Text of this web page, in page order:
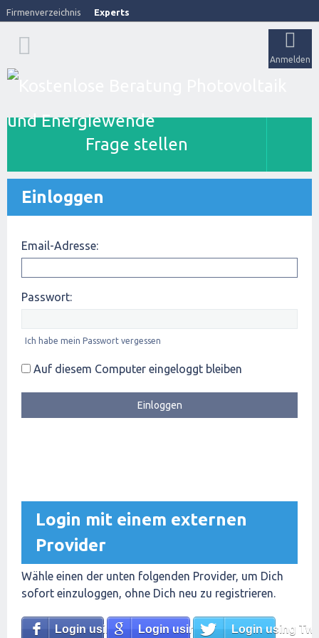
Firmenverzeichnis Experts
Anmelden
Frage stellen
Einloggen
Email-Adresse:
Passwort:
Ich habe mein Passwort vergessen
Auf diesem Computer eingeloggt bleiben
Login mit einem externen
Provider
Wähle einen der unten folgenden Provider, um Dich
sofort einzuloggen, ohne Dich neu zu registrieren.
Login using FacebookLogin using GoogleLogin using